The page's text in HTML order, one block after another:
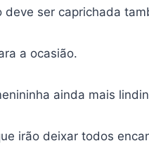
ser caprichada
a ocasião.
ainda mais
irão deixar todos